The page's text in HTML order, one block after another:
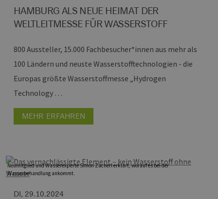
HAMBURG ALS NEUE HEIMAT DER
WELTLEITMESSE FÜR WASSERSTOFF
800 Aussteller, 15.000 Fachbesucher*innen aus mehr als
100 Ländern und neuste Wasserstofftechnologien - die
Europas größte Wasserstoffmesse „Hydrogen
Technology …
MEHR ERFAHREN
Neumitglied und Wasserexperte Simon Zacherl erklärt, worauf es bei der
Wasserbehandlung ankommt.
DI, 29.10.2024